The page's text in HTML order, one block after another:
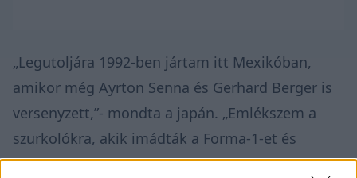
„Legutoljára 1992-ben jártam itt Mexikóban,
amikor még Ayrton Senna és Gerhard Berger is
versenyzett,”- mondta a japán. „Emlékszem a
szurkolókra, akik imádták a Forma-1-et és
szerintem most is alig várják, hogy az autók a